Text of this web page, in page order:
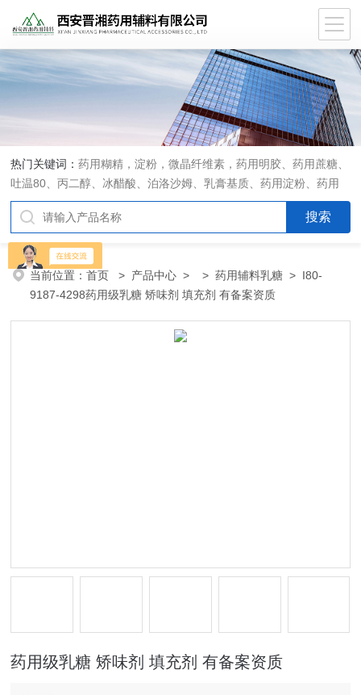
热门关键词：药用糊精，淀粉，微晶纤维素，药用明胶、药用蔗糖、
吐温80、丙二醇、冰醋酸、泊洛沙姆、乳膏基质、药用淀粉、药用
糊精、硬脂酸镁、聚丙烯酸树脂系列、羧甲基淀粉钠、羧甲基纤维素
钠、可溶性淀粉、甘露醇、羟丙纤维素、羟丙基甲基纤维素、乳糖、
交联聚维酮、交联羧甲基纤维素钠、聚乙二醇（PEG）系列、二氧化
硅、聚乙烯吡咯烷酮、十八醇、十六醇、预交化淀粉、微晶纤维素、
甲基纤维素、乙基纤维素，三氯蔗糖，麝香草酚，药用蜂蜜，
当前位置：首页 > 产品中心 > >药用辅料乳糖 > I80-
9187-4298药用级乳糖 矫味剂 填充剂 有备案资质
药用级乳糖 矫味剂 填充剂 有备案资质